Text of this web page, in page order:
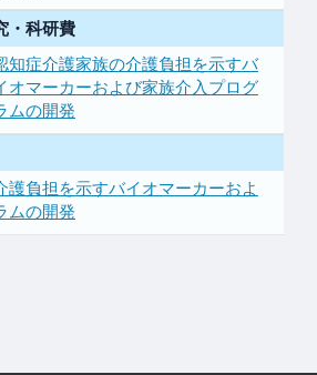
・科研費
知症介護家族の介護負担を示すバ
オマーカーおよび家族介入プログ
ムの開発
護負担を示すバイオマーカーおよ
ムの開発